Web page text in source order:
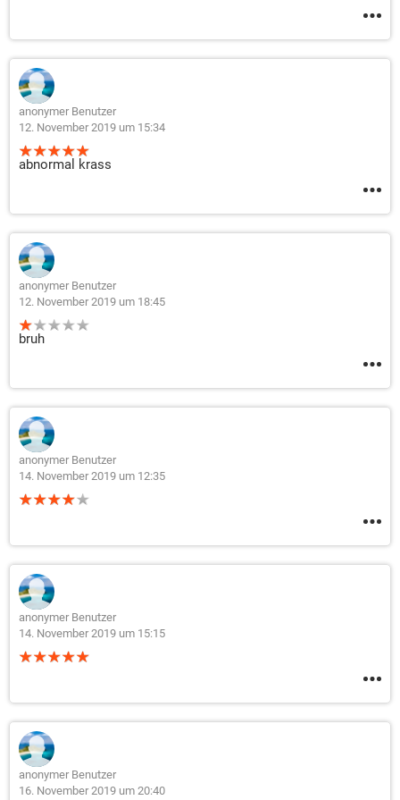
anonymer Benutzer
12. November 2019 um 15:34
abnormal krass
anonymer Benutzer
12. November 2019 um 18:45
bruh
anonymer Benutzer
14. November 2019 um 12:35
anonymer Benutzer
14. November 2019 um 15:15
anonymer Benutzer
16. November 2019 um 20:40